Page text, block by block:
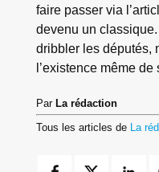
faire passer via
devenu un
dribbler les députés,
l’existence même
Par La rédaction
Tous les articles de
La